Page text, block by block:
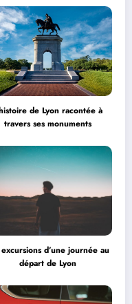
Garnier
de Lyon racontée à
travers ses monuments
d’une journée au
départ de Lyon